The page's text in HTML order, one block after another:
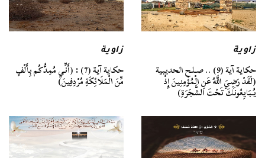
زاوية
حكاية آية (9) .. صـلح الحديبية
(لَقَدْ رَضِيَ اللَّهُ عَنِ الْمُؤْمِنِينَ إِذْ
يُبَايِعُونَكَ تَحْتَ الشَّجَرَةِ)
زاوية
حكاية آية (7) : (أَنِّي مُمِدُّكُم بِأَلْفٍ
مِّنَ الْمَلَائِكَةِ مُرْدِفِينَ)